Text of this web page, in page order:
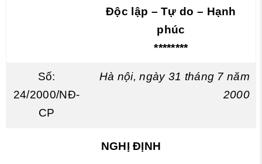
Độc lập – Tự do – Hạnh
phúc
********
Số:
24/2000/NĐ-
CP
Hà nội, ngày 31 tháng 7 năm
2000
NGHỊ ĐỊNH